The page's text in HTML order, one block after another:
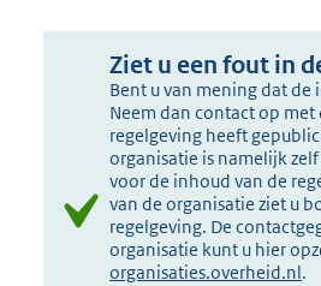
Ziet u een fout in
Bent u van mening dat de
Neem dan contact op
regelgeving heeft
organisatie is namelijk
voor de inhoud van de
van de organisatie ziet u
regelgeving. De
organisatie kunt u hier
organisaties.overheid.nl.